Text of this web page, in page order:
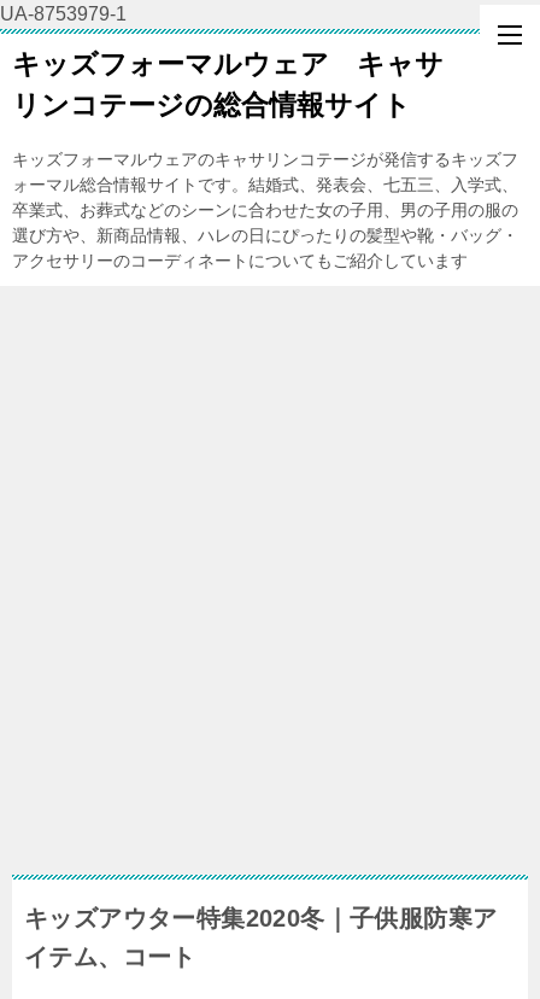
UA-8753979-1
キッズフォーマルウェア キャサ
リンコテージの総合情報サイト
キッズフォーマルウェアのキャサリンコテージが発信するキッズフ
ォーマル総合情報サイトです。結婚式、発表会、七五三、入学式、
卒業式、お葬式などのシーンに合わせた女の子用、男の子用の服の
選び方や、新商品情報、ハレの日にぴったりの髪型や靴・バッグ・
アクセサリーのコーディネートについてもご紹介しています
キッズアウター特集2020冬｜子供服防寒ア
イテム、コート